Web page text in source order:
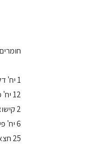
חומרים ל-
1 יח' דלורית חתוכה לפלחים ולאורך כ – 6-8 חתיכות.
12 יח' פטריות שמפניון טריות.
2 קישואים עגולים חתוכים לפלחים, כ – 6 פלחים לקישוא.
6 יח' פיטריות פורטובלו לא גדולות חצויות ל – 2.
25 חצאי פרוסות חציל משובח בעובי 1.5 ס"מ מומלחים מעט.